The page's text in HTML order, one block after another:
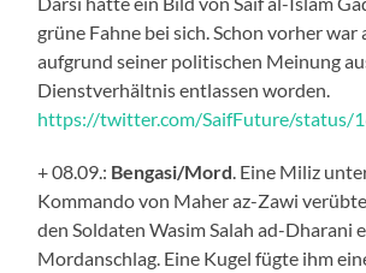
grüne Fahne bei sich. Schon vorher war
aufgrund seiner politischen Meinung
Dienstverhältnis entlassen worden.
https://twitter.com/SaifFuture/status/
+ 08.09.: Bengasi/Mord . Eine Miliz
Kommando von Maher az-Zawi
den Soldaten Wasim Salah ad-Dharani
Mordanschlag. Eine Kugel fügte ihm